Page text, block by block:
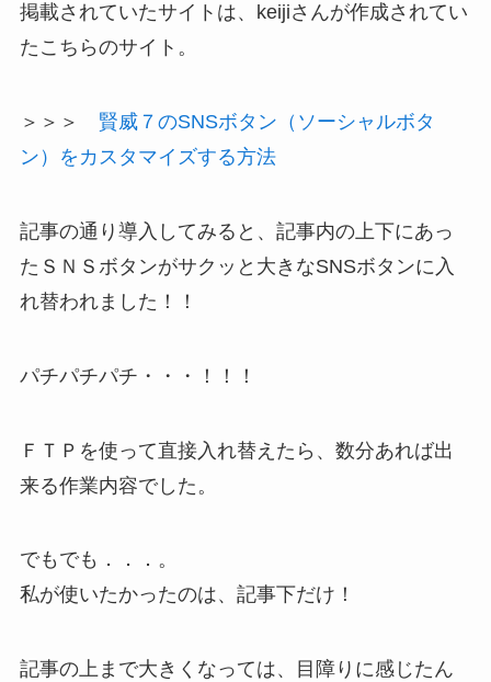
掲載されていたサイトは、keijiさんが作成されてい
たこちらのサイト。
＞＞＞ 賢威７のSNSボタン（ソーシャルボタ
ン）をカスタマイズする方法
記事の通り導入してみると、記事内の上下にあっ
たＳＮＳボタンがサクッと大きなSNSボタンに入
れ替われました！！
パチパチパチ・・・！！！
ＦＴＰを使って直接入れ替えたら、数分あれば出
来る作業内容でした。
でもでも．．．。
私が使いたかったのは、記事下だけ！
記事の上まで大きくなっては、目障りに感じたん